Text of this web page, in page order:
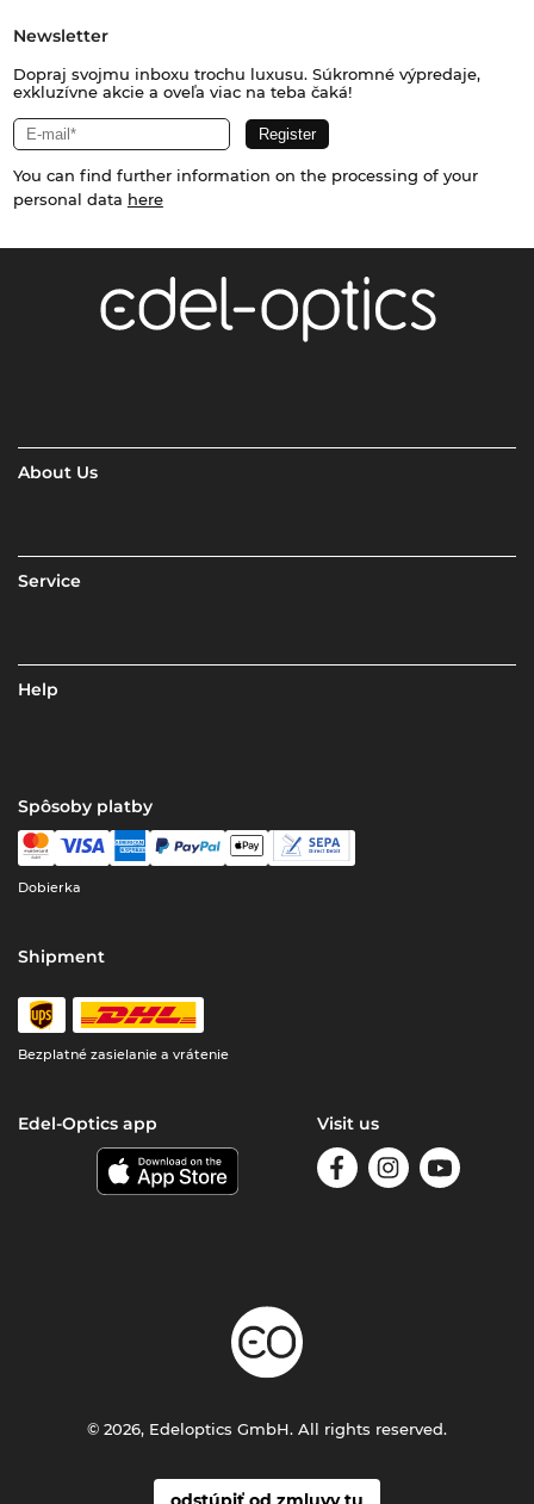
Newsletter
Dopraj svojmu inboxu trochu luxusu. Súkromné výpredaje,
exkluzívne akcie a oveľa viac na teba čaká!
You can find further information on the processing of your
personal data here
About Us
Service
Help
Spôsoby platby
Dobierka
Shipment
Bezplatné zasielanie a vrátenie
Edel-Optics app Visit us
© 2026, Edeloptics GmbH. All rights reserved.